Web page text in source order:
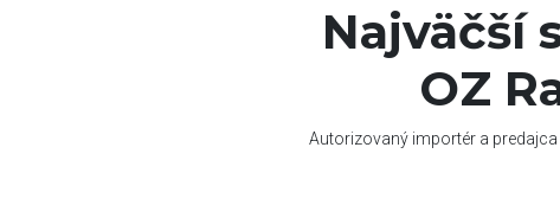
Najväčší
OZ
Autorizovaný importér a